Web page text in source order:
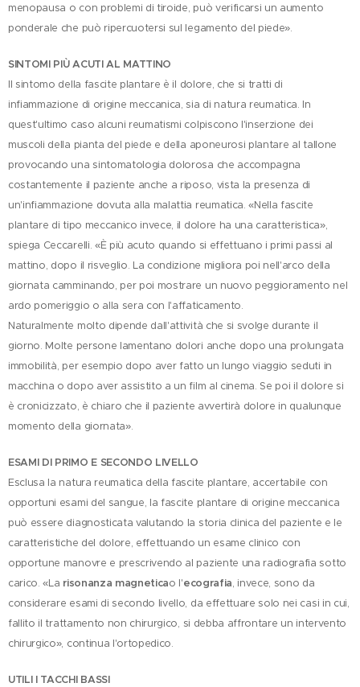
menopausa o con problemi di tiroide, può verificarsi un aumento
ponderale che può ripercuotersi sul legamento del piede».
SINTOMI PIÙ ACUTI AL MATTINO
Il sintomo della fascite plantare è il dolore, che si tratti di
infiammazione di origine meccanica, sia di natura reumatica. In
quest'ultimo caso alcuni reumatismi colpiscono l'inserzione dei
muscoli della pianta del piede e della aponeurosi plantare al tallone
provocando una sintomatologia dolorosa che accompagna
costantemente il paziente anche a riposo, vista la presenza di
un'infiammazione dovuta alla malattia reumatica. «Nella fascite
plantare di tipo meccanico invece, il dolore ha una caratteristica»,
spiega Ceccarelli. «È più acuto quando si effettuano i primi passi al
mattino, dopo il risveglio. La condizione migliora poi nell'arco della
giornata camminando, per poi mostrare un nuovo peggioramento nel
ardo pomeriggio o alla sera con l'affaticamento.
Naturalmente molto dipende dall'attività che si svolge durante il
giorno. Molte persone lamentano dolori anche dopo una prolungata
immobilità, per esempio dopo aver fatto un lungo viaggio seduti in
macchina o dopo aver assistito a un film al cinema. Se poi il dolore si
è cronicizzato, è chiaro che il paziente avvertirà dolore in qualunque
momento della giornata».
ESAMI DI PRIMO E SECONDO LIVELLO
Esclusa la natura reumatica della fascite plantare, accertabile con
opportuni esami del sangue, la fascite plantare di origine meccanica
può essere diagnosticata valutando la storia clinica del paziente e le
caratteristiche del dolore, effettuando un esame clinico con
opportune manovre e prescrivendo al paziente una radiografia sotto
carico. «La risonanza magneticao l'ecografia, invece, sono da
considerare esami di secondo livello, da effettuare solo nei casi in cui,
fallito il trattamento non chirurgico, si debba affrontare un intervento
chirurgico», continua l'ortopedico.
UTILI I TACCHI BASSI